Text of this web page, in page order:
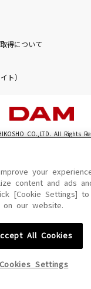
得について
ト）
CO.,LTD. All Rights
切の文章・画像・写真・動
囲を超えて無断で複製、転
よりご利用いただけない場
配信内容が変更になる場合が
your
content and ads
[Cookie Settings] to
on our website.
All Cookies
Cookies Settings